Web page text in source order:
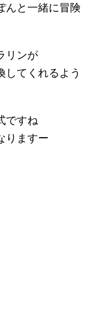
んと一緒に冒険
リンが
してくれるよう
ですね
りますー